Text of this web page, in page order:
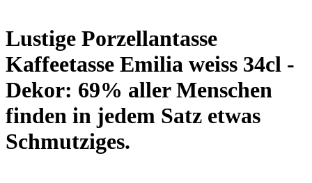
Lustige Porzellantasse
Kaffeetasse Emilia weiss 34cl -
Dekor: 69% aller Menschen
finden in jedem Satz etwas
Schmutziges.